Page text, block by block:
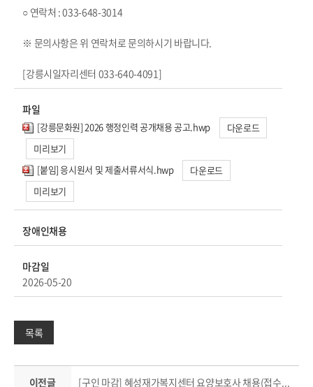
○ 연락처 : 033-648-3014
※ 문의사항은 위 연락처로 문의하시기 바랍니다.
[강릉시일자리센터 033-640-4091]
파일
[강릉문화원] 2026 행정인력 공개채용 공고.hwp
다운로드
미리보기
[붙임] 응시원서 및 제출서류서식.hwp
다운로드
미리보기
장애인채용
마감일
2026-05-20
목록
이전글 [구인 마감] 혜성재가복지센터 요양보호사 채용(접수기간 5.8.(금)~채용시까지)